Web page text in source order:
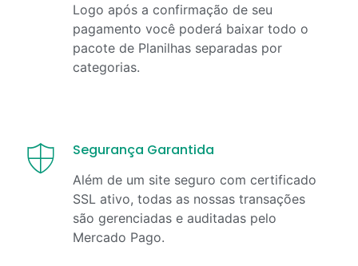
Logo após a confirmação de seu
pagamento você poderá baixar todo o
pacote de Planilhas separadas por
categorias.
Segurança Garantida
Além de um site seguro com certificado
SSL ativo, todas as nossas transações
são gerenciadas e auditadas pelo
Mercado Pago.